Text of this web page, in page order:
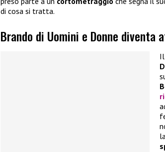
di cosa si tratta.
Brando di Uomini e Donne diventa
Il